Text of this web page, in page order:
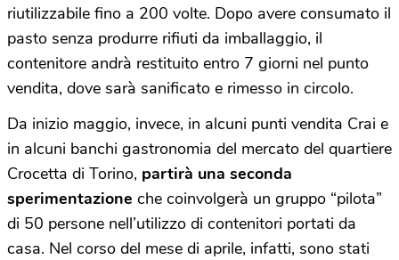
riutilizzabile fino a 200 volte. Dopo avere consumato il
pasto senza produrre rifiuti da imballaggio, il
contenitore andrà restituito entro 7 giorni nel punto
vendita, dove sarà sanificato e rimesso in circolo.
Da inizio maggio, invece, in alcuni punti vendita Crai e
in alcuni banchi gastronomia del mercato del quartiere
Crocetta di Torino, partirà una seconda
sperimentazione che coinvolgerà un gruppo “pilota”
di 50 persone nell’utilizzo di contenitori portati da
casa. Nel corso del mese di aprile, infatti, sono stati